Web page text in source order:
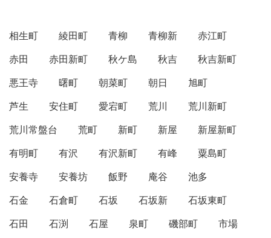
相生町 綾田町 青柳 青柳新
赤江町
赤田
赤田新町 秋ケ島 秋吉
秋吉新町
悪王寺
曙町 朝菜町 朝日
旭町
芦生
安住町 愛宕町 荒川
荒川新町
荒川常盤台
荒町 新町 新屋
新屋新町
有明町
有沢 有沢新町 有峰
粟島町
安養寺
安養坊 飯野 庵谷
池多
石金
石倉町 石坂 石坂新
石坂東町
石田
石渕 石屋 泉町 磯部町
市場